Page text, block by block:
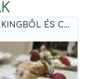
ÉS C...